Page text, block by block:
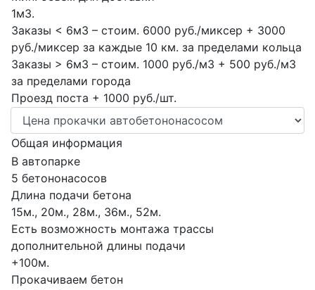
1м3.
Заказы < 6м3 – стоим. 6000 руб./миксер + 3000
руб./миксер за каждые 10 км. за пределами кольца
Заказы > 6м3 – стоим. 1000 руб./м3 + 500 руб./м3
за пределами города
Проезд поста + 1000 руб./шт.
Общая информация
В автопарке
5 бетононасосов
Длина подачи бетона
15м., 20м., 28м., 36м., 52м.
Есть возможность монтажа трассы
дополнительной длины подачи
+100м.
Прокачиваем бетон